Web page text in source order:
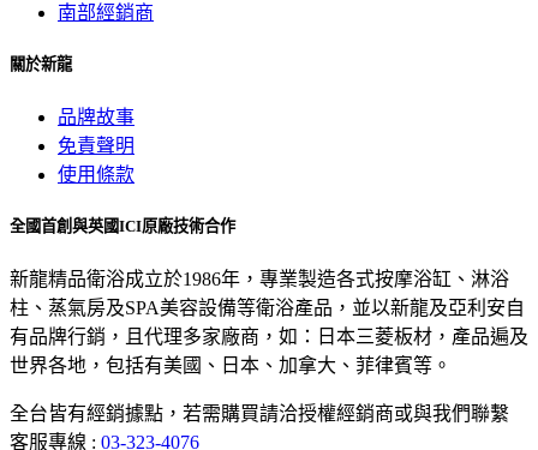
南部經銷商
關於新龍
品牌故事
免責聲明
使用條款
全國首創與英國ICI原廠技術合作
新龍精品衛浴成立於1986年，專業製造各式按摩浴缸、淋浴
柱、蒸氣房及SPA美容設備等衛浴產品，並以新龍及亞利安自
有品牌行銷，且代理多家廠商，如：日本三菱板材，產品遍及
世界各地，包括有美國、日本、加拿大、菲律賓等。
全台皆有經銷據點，若需購買請洽授權經銷商或與我們聯繫
客服專線 : 03-323-4076